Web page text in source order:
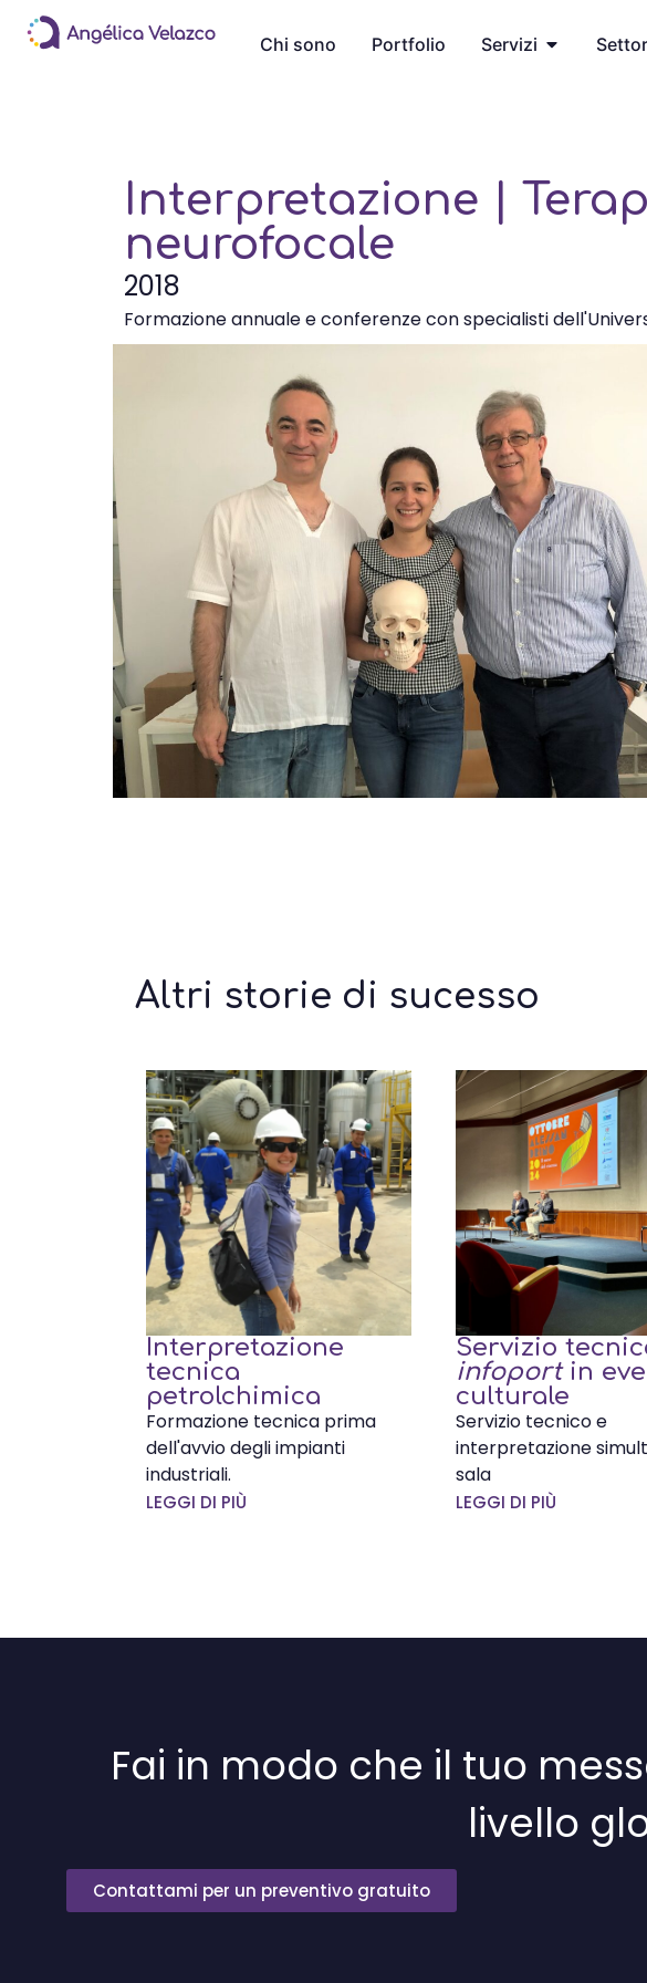
Chi sono Portfolio Servizi
Interpretazione |
neurofocale
2018
Formazione annuale e conferenze con specialisti
Altri storie di sucesso
Interpretazione
tecnica
petrolchimica
Formazione tecnica prima
dell'avvio degli impianti
industriali.
LEGGI DI PIÙ
Servizio
infoportin
culturale
Servizio tecnico e
interpretazione
sala
LEGGI DI PIÙ
Fai in modo che il tuo
livello
Contattami per un preventivo gratuito